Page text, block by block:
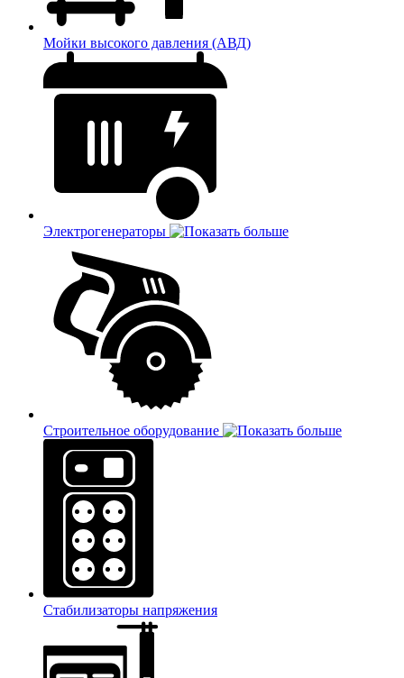
Мойки высокого давления (АВД)
Электрогенераторы
Строительное оборудование
Стабилизаторы напряжения